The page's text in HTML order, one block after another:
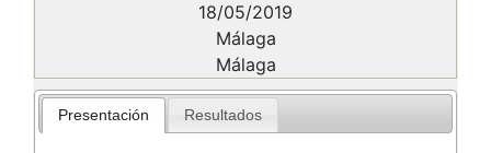
18/05/2019
Málaga
Málaga
Presentación Resultados